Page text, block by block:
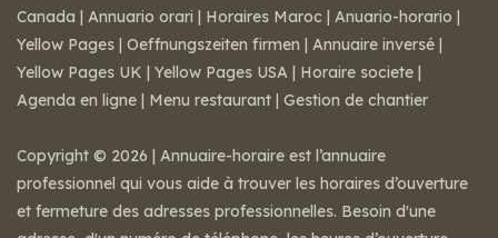
Canada | Annuario orari | Horaires Maroc | Anuario-horario |
Yellow Pages | Oeffnungszeiten firmen | Annuaire inversé |
Yellow Pages UK | Yellow Pages USA | Horaire societe |
Agenda en ligne | Menu restaurant | Gestion de chantier
Copyright © 2026 | Annuaire-horaire est l’annuaire
professionnel qui vous aide à trouver les horaires d’ouverture
et fermeture des adresses professionnelles. Besoin d'une